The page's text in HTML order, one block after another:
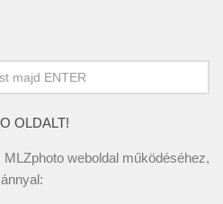
OLDALT!
weboldal működéséhez,